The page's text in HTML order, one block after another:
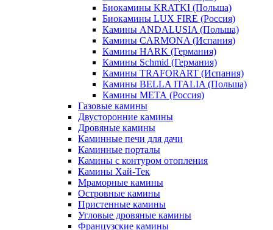
Биокамины KRATKI (Польша)
Биокамины LUX FIRE (Россия)
Камины ANDALUSIA (Польша)
Камины CARMONA (Испания)
Камины HARK (Германия)
Камины Schmid (Германия)
Камины TRAFORART (Испания)
Камины BELLA ITALIA (Польша)
Камины МЕТА (Россия)
Газовые камины
Двусторонние камины
Дровяные камины
Каминные печи для дачи
Каминные порталы
Камины с контуром отопления
Камины Хай-Тек
Мраморные камины
Островные камины
Пристенные камины
Угловые дровяные камины
Французские камины